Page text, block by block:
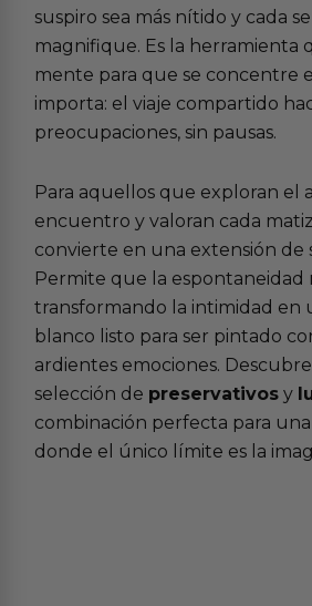
suspiro sea más nítido y cada
magnifique. Es la herramienta
mente para que se concentre
importa: el viaje compartido
preocupaciones, sin pausas.
Para aquellos que exploran el
encuentro y valoran cada
convierte en una extensión de
Permite que la espontaneidad
transformando la intimidad en
blanco listo para ser pintado
ardientes emociones.
selección de preservativos y
combinación perfecta para
donde el único límite es la